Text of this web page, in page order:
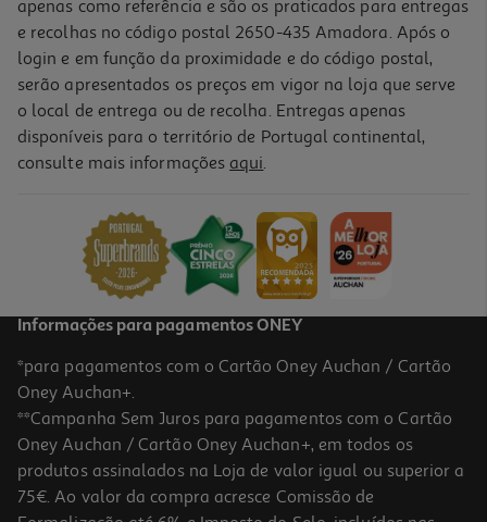
Pasta De Dentes Sensodyne Sensi & Gengivas Esmalte 75ml
-12%
apenas como referência e são os praticados para entregas
e recolhas no código postal 2650-435 Amadora. Após o
login e em função da proximidade e do código postal,
serão apresentados os preços em vigor na loja que serve
o local de entrega ou de recolha. Entregas apenas
disponíveis para o território de Portugal continental,
consulte mais informações aqui.
Informações para pagamentos ONEY
*para pagamentos com o Cartão Oney Auchan / Cartão
Oney Auchan+.
**Campanha Sem Juros para pagamentos com o Cartão
Oney Auchan / Cartão Oney Auchan+, em todos os
produtos assinalados na Loja de valor igual ou superior a
75€. Ao valor da compra acresce Comissão de